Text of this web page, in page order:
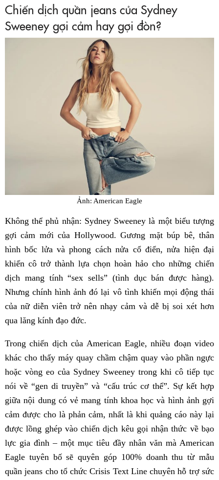
Chiến dịch quần jeans của Sydney
Sweeney gợi cảm hay gợi đòn?
Ảnh: American Eagle
Không thể phủ nhận: Sydney Sweeney là một biểu tượng
gợi cảm mới của Hollywood. Gương mặt búp bê, thân
hình bốc lửa và phong cách nửa cổ điển, nửa hiện đại
khiến cô trở thành lựa chọn hoàn hảo cho những chiến
dịch mang tính “sex sells” (tình dục bán được hàng).
Nhưng chính hình ảnh đó lại vô tình khiến mọi động thái
của nữ diễn viên trở nên nhạy cảm và dễ bị soi xét hơn
qua lăng kính đạo đức.
Trong chiến dịch của American Eagle, nhiều đoạn video
khác cho thấy máy quay chầm chậm quay vào phần ngực
hoặc vòng eo của Sydney Sweeney trong khi cô tiếp tục
nói về “gen di truyền” và “cấu trúc cơ thể”. Sự kết hợp
giữa nội dung có vẻ mang tính khoa học và hình ảnh gợi
cảm được cho là phản cảm, nhất là khi quảng cáo này lại
được lồng ghép vào chiến dịch kêu gọi nhận thức về bạo
lực gia đình – một mục tiêu đầy nhân văn mà American
Eagle tuyên bố sẽ quyên góp 100% doanh thu từ mẫu
quần jeans cho tổ chức Crisis Text Line chuyên hỗ trợ sức